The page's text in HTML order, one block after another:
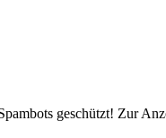
geschützt! Zur